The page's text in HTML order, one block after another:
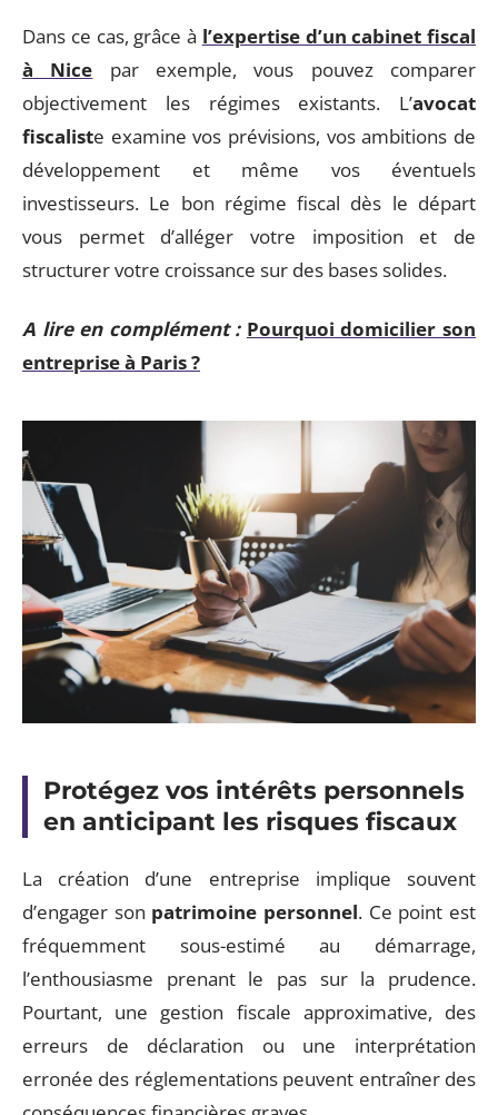
Dans ce cas, grâce à l’expertise d’un cabinet fiscal
à Nice par exemple, vous pouvez comparer
objectivement les régimes existants. L’avocat
fiscaliste examine vos prévisions, vos ambitions de
développement et même vos éventuels
investisseurs. Le bon régime fiscal dès le départ
vous permet d’alléger votre imposition et de
structurer votre croissance sur des bases solides.
A lire en complément : Pourquoi domicilier son
entreprise à Paris ?
Protégez vos intérêts personnels
en anticipant les risques fiscaux
La création d’une entreprise implique souvent
d’engager son patrimoine personnel. Ce point est
fréquemment sous-estimé au démarrage,
l’enthousiasme prenant le pas sur la prudence.
Pourtant, une gestion fiscale approximative, des
erreurs de déclaration ou une interprétation
erronée des réglementations peuvent entraîner des